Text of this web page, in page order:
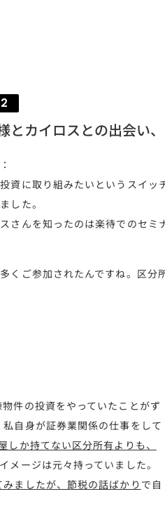
とカイロスとの出会い
資に取り組みたいというスイッ
した。
さんを知ったのは楽待でのセミ
くご参加されたんですね。区分
件の投資をやっていたことがず
自身が証券業関係の仕事をして
しか持てない区分所有よりも、
メージは元々持っていました。
ましたが、節税の話ばかり で自